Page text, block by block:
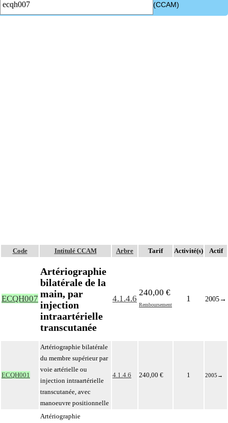
(CCAM)
Code Intitulé CCAM Arbre Tarif Activité(s) Actif
ECQH007
Artériographie
bilatérale de la
main, par
injection
intraartérielle
transcutanée
4.1.4.6
240,00 €
Remboursement
1 2005→
ECQH001
Artériographie bilatérale
du membre supérieur par
voie artérielle ou
injection intraartérielle
transcutanée, avec
manoeuvre positionnelle
4.1.4.6 240,00 € 1 2005 →
Artériographie